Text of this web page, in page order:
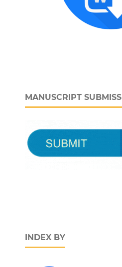
MANUSCRIPT
INDEX BY